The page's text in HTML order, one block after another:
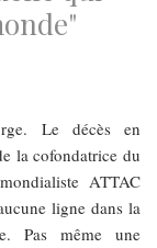
Le décès en
la cofondatrice du
ATTAC
ligne dans la
Pas même une